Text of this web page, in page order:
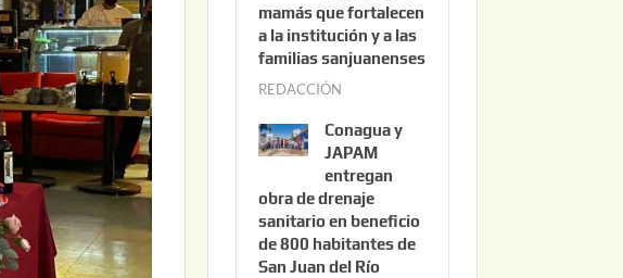
t
o
3
0
2
6
mamás que fortalecen
a la institución y a las
familias sanjuanenses
REDACCIÓN
n
i
o
3
0
Conagua y
JAPAM
entregan
obra de drenaje
sanitario en beneficio
de 800 habitantes de
San Juan del Río